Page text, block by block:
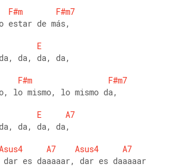
F#m
F#m7
estar de más,
E
da, da, da,
F#m
F#m7
lo mismo, lo mismo da,
E
A7
da, da, da,
A7 Asus4
A7
dar es daaaaar, dar es daaaaar